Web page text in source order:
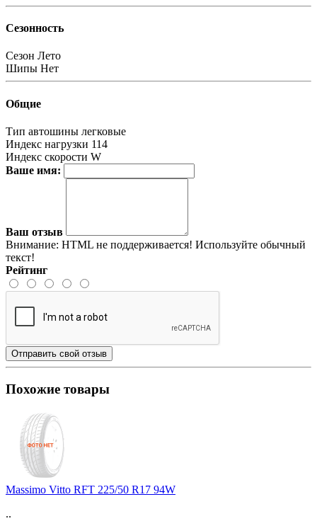
Сезонность
Сезон Лето
Шипы Нет
Общие
Тип автошины легковые
Индекс нагрузки 114
Индекс скорости W
Ваше имя:
Ваш отзыв
Внимание: HTML не поддерживается! Используйте обычный
текст!
Рейтинг
Отправить свой отзыв
Похожие товары
Massimo Vitto RFT 225/50 R17 94W
..